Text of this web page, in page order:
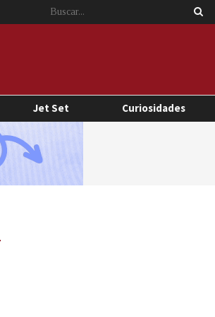
Jet Set Curiosidades